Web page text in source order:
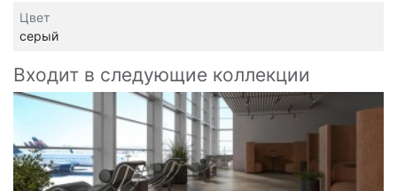
Цвет
серый
Входит в следующие коллекции